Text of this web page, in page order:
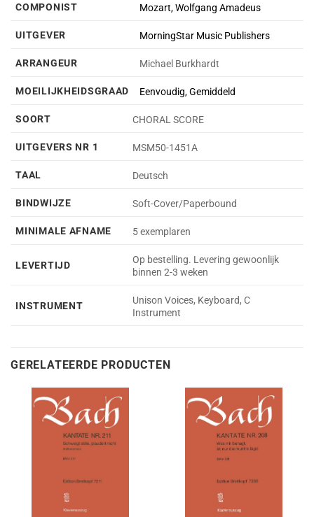
COMPONIST Mozart, Wolfgang Amadeus
UITGEVER MorningStar Music Publishers
ARRANGEUR Michael Burkhardt
MOEILIJKHEIDSGRAAD Eenvoudig, Gemiddeld
SOORT CHORAL SCORE
UITGEVERS NR 1 MSM50-1451A
TAAL Deutsch
BINDWIJZE Soft-Cover/Paperbound
MINIMALE AFNAME 5 exemplaren
LEVERTIJD
Op bestelling. Levering gewoonlijk
binnen 2-3 weken
INSTRUMENT
Unison Voices, Keyboard, C
Instrument
GERELATEERDE PRODUCTEN